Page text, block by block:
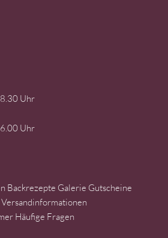
Uhr
Uhr
Backrezepte Galerie Gutscheine
Versandinformationen
Häufige Fragen